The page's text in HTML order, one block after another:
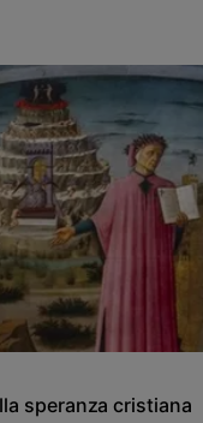
speranza cristiana